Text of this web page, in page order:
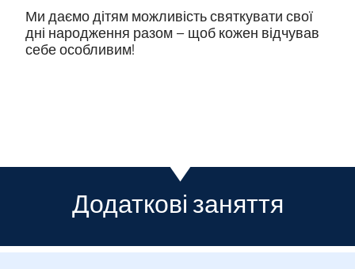
Ми даємо дітям можливість святкувати свої
дні народження разом – щоб кожен відчував
себе особливим!
Додаткові заняття